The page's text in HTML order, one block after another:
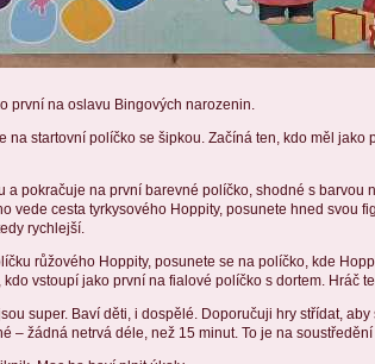
první na oslavu Bingových narozenin.
na startovní políčko se šipkou. Začíná ten, kdo měl jako
a pokračuje na první barevné políčko, shodné s barvou
vede cesta tyrkysového Hoppity, posunete hned svou
rychlejší.
růžového Hoppity, posunete se na políčko, kde
kdo vstoupí jako první na fialové políčko s dortem. Hráč
super. Baví děti, i dospělé. Doporučuji hry střídat,
– žádná netrvá déle, než 15 minut. To je na